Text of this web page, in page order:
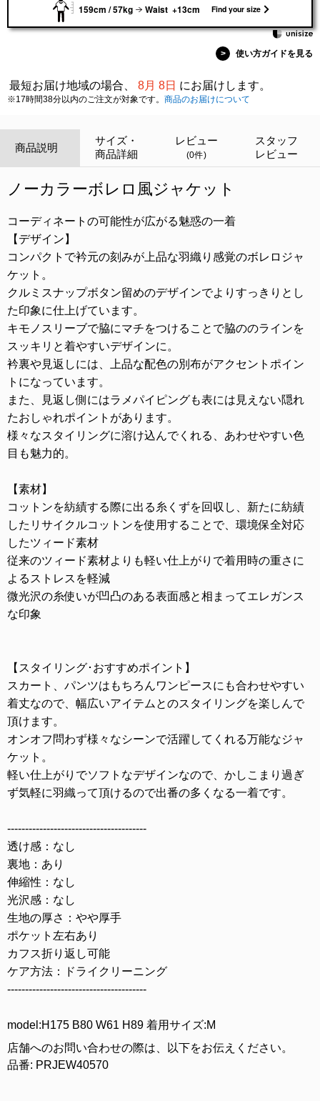
159cm / 57kg Waist +13cm Find your size
> 使い方ガイドを見る
最短お届け地域の場合、 8月 8日 にお届けします。
※17時間38分以内のご注文が対象です。 商品のお届けについて
商品説明
サイズ・
商品詳細
レビュー
(0件)
スタッフ
レビュー
ノーカラーボレロ風ジャケット
コーディネートの可能性が広がる魅惑の一着
【デザイン】
コンパクトで衿元の刻みが上品な羽織り感覚のボレロジャ
ケット。
クルミスナップボタン留めのデザインでよりすっきりとし
た印象に仕上げています。
キモノスリーブで脇にマチをつけることで脇ののラインを
スッキリと着やすいデザインに。
衿裏や見返しには、上品な配色の別布がアクセントポイン
トになっています。
また、見返し側にはラメパイピングも表には見えない隠れ
たおしゃれポイントがあります。
様々なスタイリングに溶け込んでくれる、あわせやすい色
目も魅力的。
【素材】
コットンを紡績する際に出る糸くずを回収し、新たに紡績
したリサイクルコットンを使用することで、環境保全対応
したツィード素材
従来のツィード素材よりも軽い仕上がりで着用時の重さに
よるストレスを軽減
微光沢の糸使いが凹凸のある表面感と相まってエレガンス
な印象
【スタイリング･おすすめポイント】
スカート、パンツはもちろんワンピースにも合わせやすい
着丈なので、幅広いアイテムとのスタイリングを楽しんで
頂けます。
オンオフ問わず様々なシーンで活躍してくれる万能なジャ
ケット。
軽い仕上がりでソフトなデザインなので、かしこまり過ぎ
ず気軽に羽織って頂けるので出番の多くなる一着です。
---------------------------------------
透け感：なし
裏地：あり
伸縮性：なし
光沢感：なし
生地の厚さ：やや厚手
ポケット左右あり
カフス折り返し可能
ケア方法：ドライクリーニング
---------------------------------------
model:H175 B80 W61 H89 着用サイズ:M
店舗へのお問い合わせの際は、以下をお伝えください。
品番: PRJEW40570